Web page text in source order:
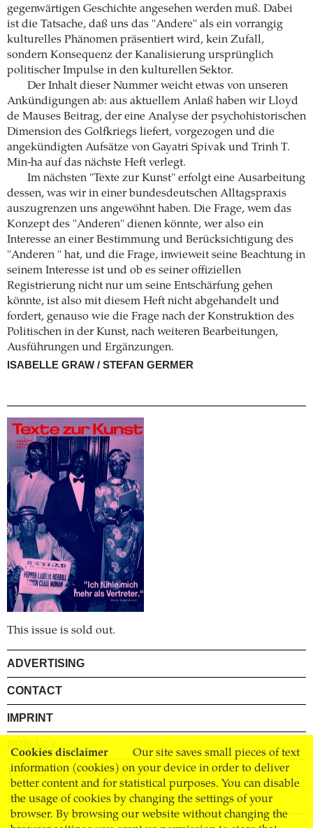
Cookies disclaimer
Our site saves small pieces of text
information (cookies) on your device in order to deliver
better content and for statistical purposes. You can disable
the usage of cookies by changing the settings of your
browser. By browsing our website without changing the
gegenwärtigen Geschichte angesehen werden muß. Dabei
ist die Tatsache, daß uns das "Andere" als ein vorrangig
kulturelles Phänomen präsentiert wird, kein Zufall,
sondern Konsequenz der Kanalisierung ursprünglich
politischer Impulse in den kulturellen Sektor.
Der Inhalt dieser Nummer weicht etwas von unseren
Ankündigungen ab: aus aktuellem Anlaß haben wir Lloyd
de Mauses Beitrag, der eine Analyse der psychohistorischen
Dimension des Golfkriegs liefert, vorgezogen und die
angekündigten Aufsätze von Gayatri Spivak und Trinh T.
Min-ha auf das nächste Heft verlegt.
Im nächsten "Texte zur Kunst" erfolgt eine Ausarbeitung
dessen, was wir in einer bundesdeutschen Alltagspraxis
auszugrenzen uns angewöhnt haben. Die Frage, wem das
Konzept des "Anderen" dienen könnte, wer also ein
Interesse an einer Bestimmung und Berücksichtigung des
"Anderen " hat, und die Frage, inwieweit seine Beachtung in
seinem Interesse ist und ob es seiner offiziellen
Registrierung nicht nur um seine Entschärfung gehen
könnte, ist also mit diesem Heft nicht abgehandelt und
fordert, genauso wie die Frage nach der Konstruktion des
Politischen in der Kunst, nach weiteren Bearbeitungen,
Ausführungen und Ergänzungen.
ISABELLE GRAW / STEFAN GERMER
This issue is sold out.
ADVERTISING
CONTACT
IMPRINT
PRIVACY
TERMS AND CONDITIONS
SHIPPING